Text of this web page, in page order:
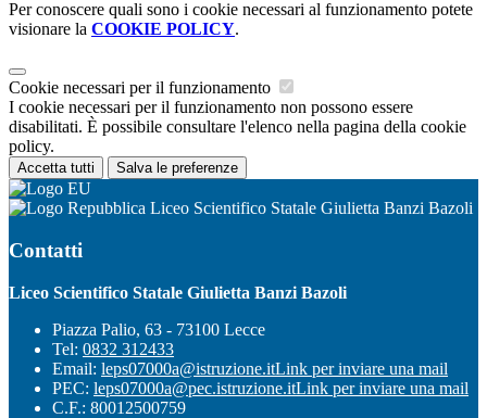
Per conoscere quali sono i cookie necessari al funzionamento potete
visionare la COOKIE POLICY.
Cookie necessari per il funzionamento
I cookie necessari per il funzionamento non possono essere
disabilitati. È possibile consultare l'elenco nella pagina della cookie
policy.
Accetta tutti Salva le preferenze
Liceo Scientifico Statale Giulietta Banzi Bazoli
Contatti
Liceo Scientifico Statale Giulietta Banzi Bazoli
Piazza Palio, 63 - 73100 Lecce
Tel: 0832 312433
Email: leps07000a@istruzione.itLink per inviare una mail
PEC: leps07000a@pec.istruzione.itLink per inviare una mail
C.F.: 80012500759